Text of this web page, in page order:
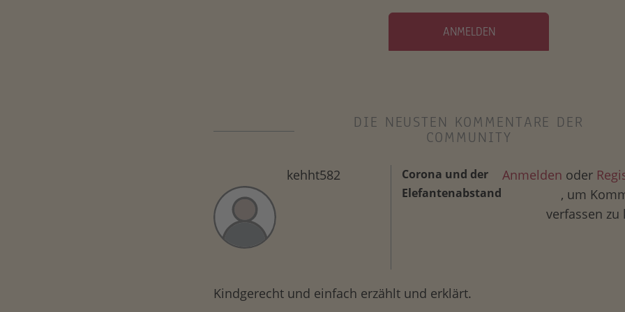
ANMELDEN
DIE NEUSTEN KOMMENTARE DER
COMMUNITY
kehht582
Corona und der
Elefantenabstand
Anmelden oder
, um
verfassen zu
Kindgerecht und einfach erzählt und erklärt.